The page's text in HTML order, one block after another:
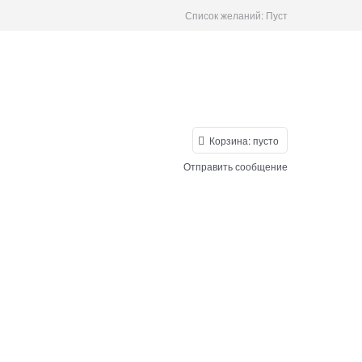
Список желаний: Пуст
Корзина:пусто
Отправить сообщение